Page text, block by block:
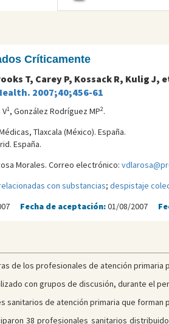
Críticamente
T, Carey P, Kossack R, Kulig
2007;40;456-61
1, González Rodríguez MP2.
Tlaxcala (México). España.
España.
Morales. Correo electrónico:
con substancias; despistaje
Fecha de aceptación:01/08/2007
de los profesionales de atención
con grupos de discusión, durante el
sanitarios de atención primaria que forman
38 profesionales sanitarios